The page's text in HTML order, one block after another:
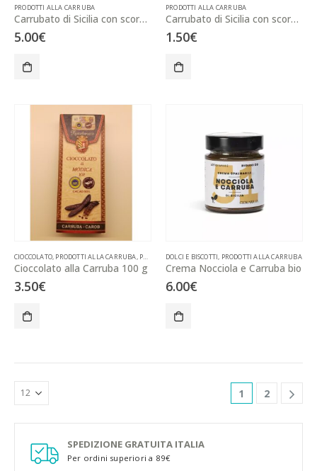
PRODOTTI ALLA CARRUBA
Carrubato di Sicilia con scorze d’arancia
5.00€
PRODOTTI ALLA CARRUBA
Carrubato di Sicilia con scorze d’arancia – lingotto da 15g
1.50€
CIOCCOLATO, PRODOTTI ALLA CARRUBA, PRODOTTI TIPICI ,TIPICO BAROCCO
Cioccolato alla Carruba 100 g
3.50€
DOLCI E BISCOTTI, PRODOTTI ALLA CARRUBA
Crema Nocciola e Carruba bio
6.00€
1 2
SPEDIZIONE GRATUITA ITALIA
Per ordini superiori a 89€